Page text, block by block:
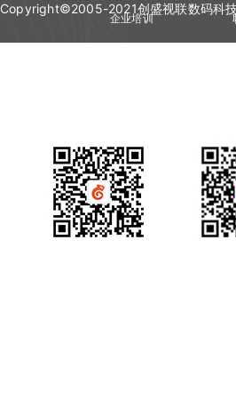
企业培训
Copyright©2005-2021创盛视联数码科